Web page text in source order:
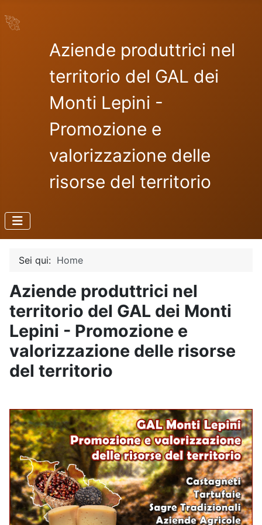
Aziende produttrici nel
territorio del GAL dei
Monti Lepini -
Promozione e
valorizzazione delle
risorse del territorio
Sei qui: Home
Aziende produttrici nel
territorio del GAL dei Monti
Lepini - Promozione e
valorizzazione delle risorse
del territorio